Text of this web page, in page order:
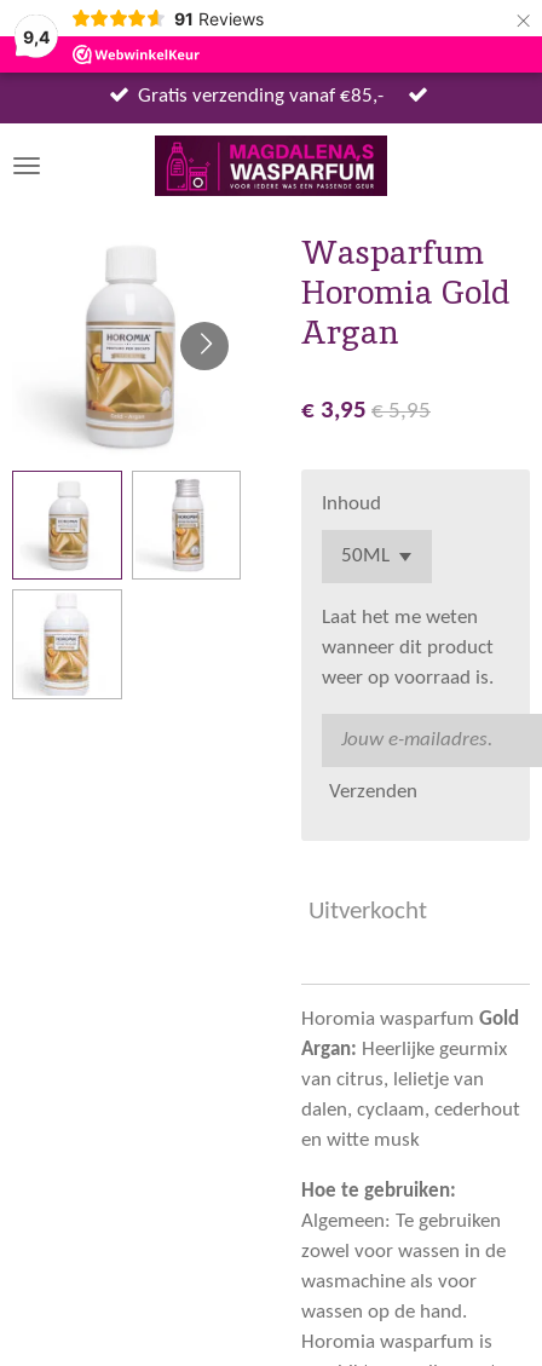
9,4
91 Reviews ×
Gratis verzending vanaf €85,-
Wasparfum
Horomia Gold
Argan
€ 3,95 € 5,95
Inhoud
Laat het me weten
wanneer dit product
weer op voorraad is.
Verzenden
Uitverkocht
Horomia wasparfum Gold
Argan: Heerlijke geurmix
van citrus, lelietje van
dalen, cyclaam, cederhout
en witte musk
Hoe te gebruiken:
Algemeen: Te gebruiken
zowel voor wassen in de
wasmachine als voor
wassen op de hand.
Horomia wasparfum is